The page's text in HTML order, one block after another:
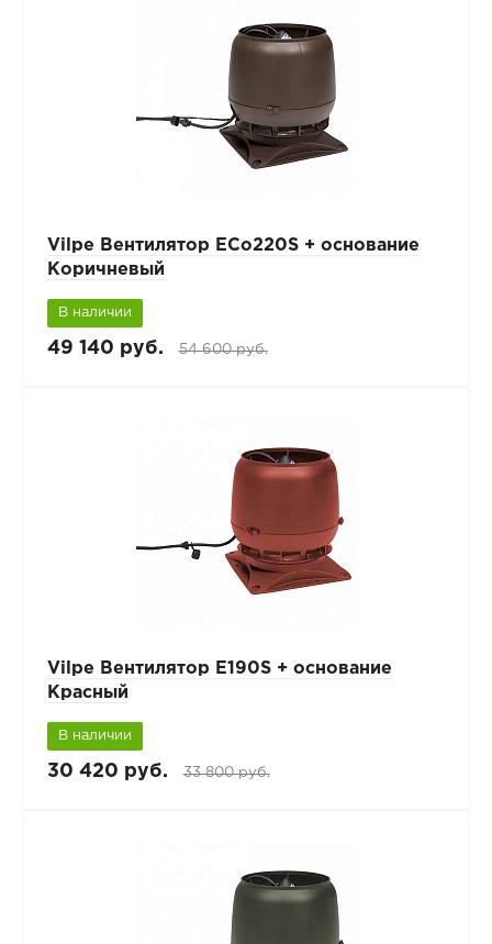
Vilpe Вентилятор ECo220S + основание
Коричневый
В наличии
49 140 руб. 54 600 руб.
Vilpe Вентилятор E190S + основание
Красный
В наличии
30 420 руб. 33 800 руб.